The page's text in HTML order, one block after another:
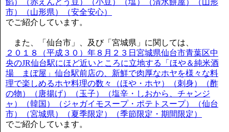
市）（山形県）（安全安心）
でご紹介しています。
また、「仙台市」、及び「宮城県」に関しては、
２０１８（平成３０）年８月２３日宮城県仙台市青葉区中
央のJR仙台駅にほど近いところに立地する「ほや＆純米酒
場 まぼ屋」仙台駅前店の、新鮮で肉厚なホヤを様々な料
理で楽しめるホヤ料理の数々（ほや・ホヤ）（刺身）（酢
の物）（唐揚げ）（玉子）（塩辛・しおから、チャンジ
ャ）（韓国）（ジャガイモスープ・ポテトスープ）（仙台
市）（宮城県）（夏季限定）（季節限定・期間限定）
でご紹介しています。